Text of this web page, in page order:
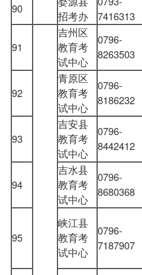
90
招考办
7416313
91
吉州区
教育考
试中心
0796-
8263503
92
青原区
教育考
试中心
0796-
8186232
93
吉安县
教育考
试中心
0796-
8442412
94
吉水县
教育考
试中心
0796-
8680368
95
峡江县
教育考
试中心
0796-
7187907